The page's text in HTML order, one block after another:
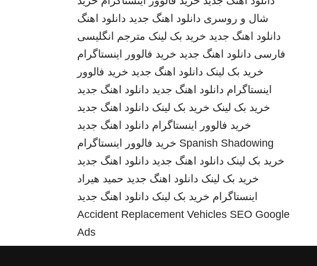
شال و روسری دانلود اهنگ جدید دانلود اهنگ
دانلود اهنگ جدید خرید بک لینک مترجم انگلیسی
فارسی دانلود اهنگ جدید خرید فالوور اینستاگرام
خرید بک لینک دانلود اهنگ جدید خرید فالوور
اینستاگرام دانلود اهنگ جدید دانلود اهنگ جدید
خرید بک لینک خرید بک لینک دانلود اهنگ جدید
خرید فالوور اینستاگرام دانلود اهنگ جدید
Spanish Shadowing خرید فالوور اینستاگرام
خرید بک لینک دانلود اهنگ جدید دانلود اهنگ جدید
خرید بک لینک دانلود اهنگ جدید حمید هیراد
اینستاگرام خرید بک لینک دانلود اهنگ جدید
Accident Replacement Vehicles SEO Google
Ads